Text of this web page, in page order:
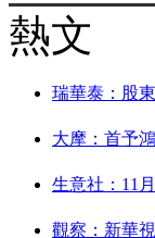
熱文
瑞華泰：股
大摩：首予
生意社：11
觀察：新華